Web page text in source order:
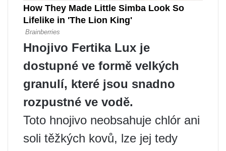
Hnojivo Fertika Lux je
dostupné ve formě velkých
granulí, které jsou snadno
rozpustné ve vodě.
Toto hnojivo neobsahuje chlór ani
soli těžkých kovů, lze jej tedy